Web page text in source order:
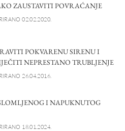
ZAUSTAVITI POVRAĆANJE
02.02.2020.
POKVARENU SIRENU I
NEPRESTANO TRUBLJENJE
26.04.2016.
I NAPUKNUTOG
18.01.2024.